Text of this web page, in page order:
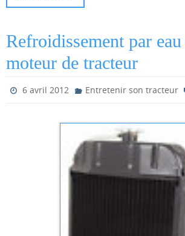
Refroidissement par eau
moteur de tracteur
6 avril 2012 Entretenir son tracteur